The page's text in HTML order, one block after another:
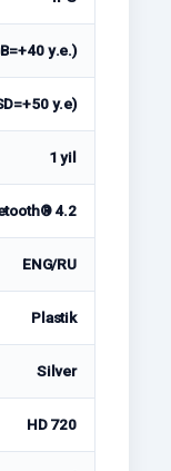
у.е.)
у.е)
1 yil
4.2
ENG/RU
Plastik
Silver
HD 720